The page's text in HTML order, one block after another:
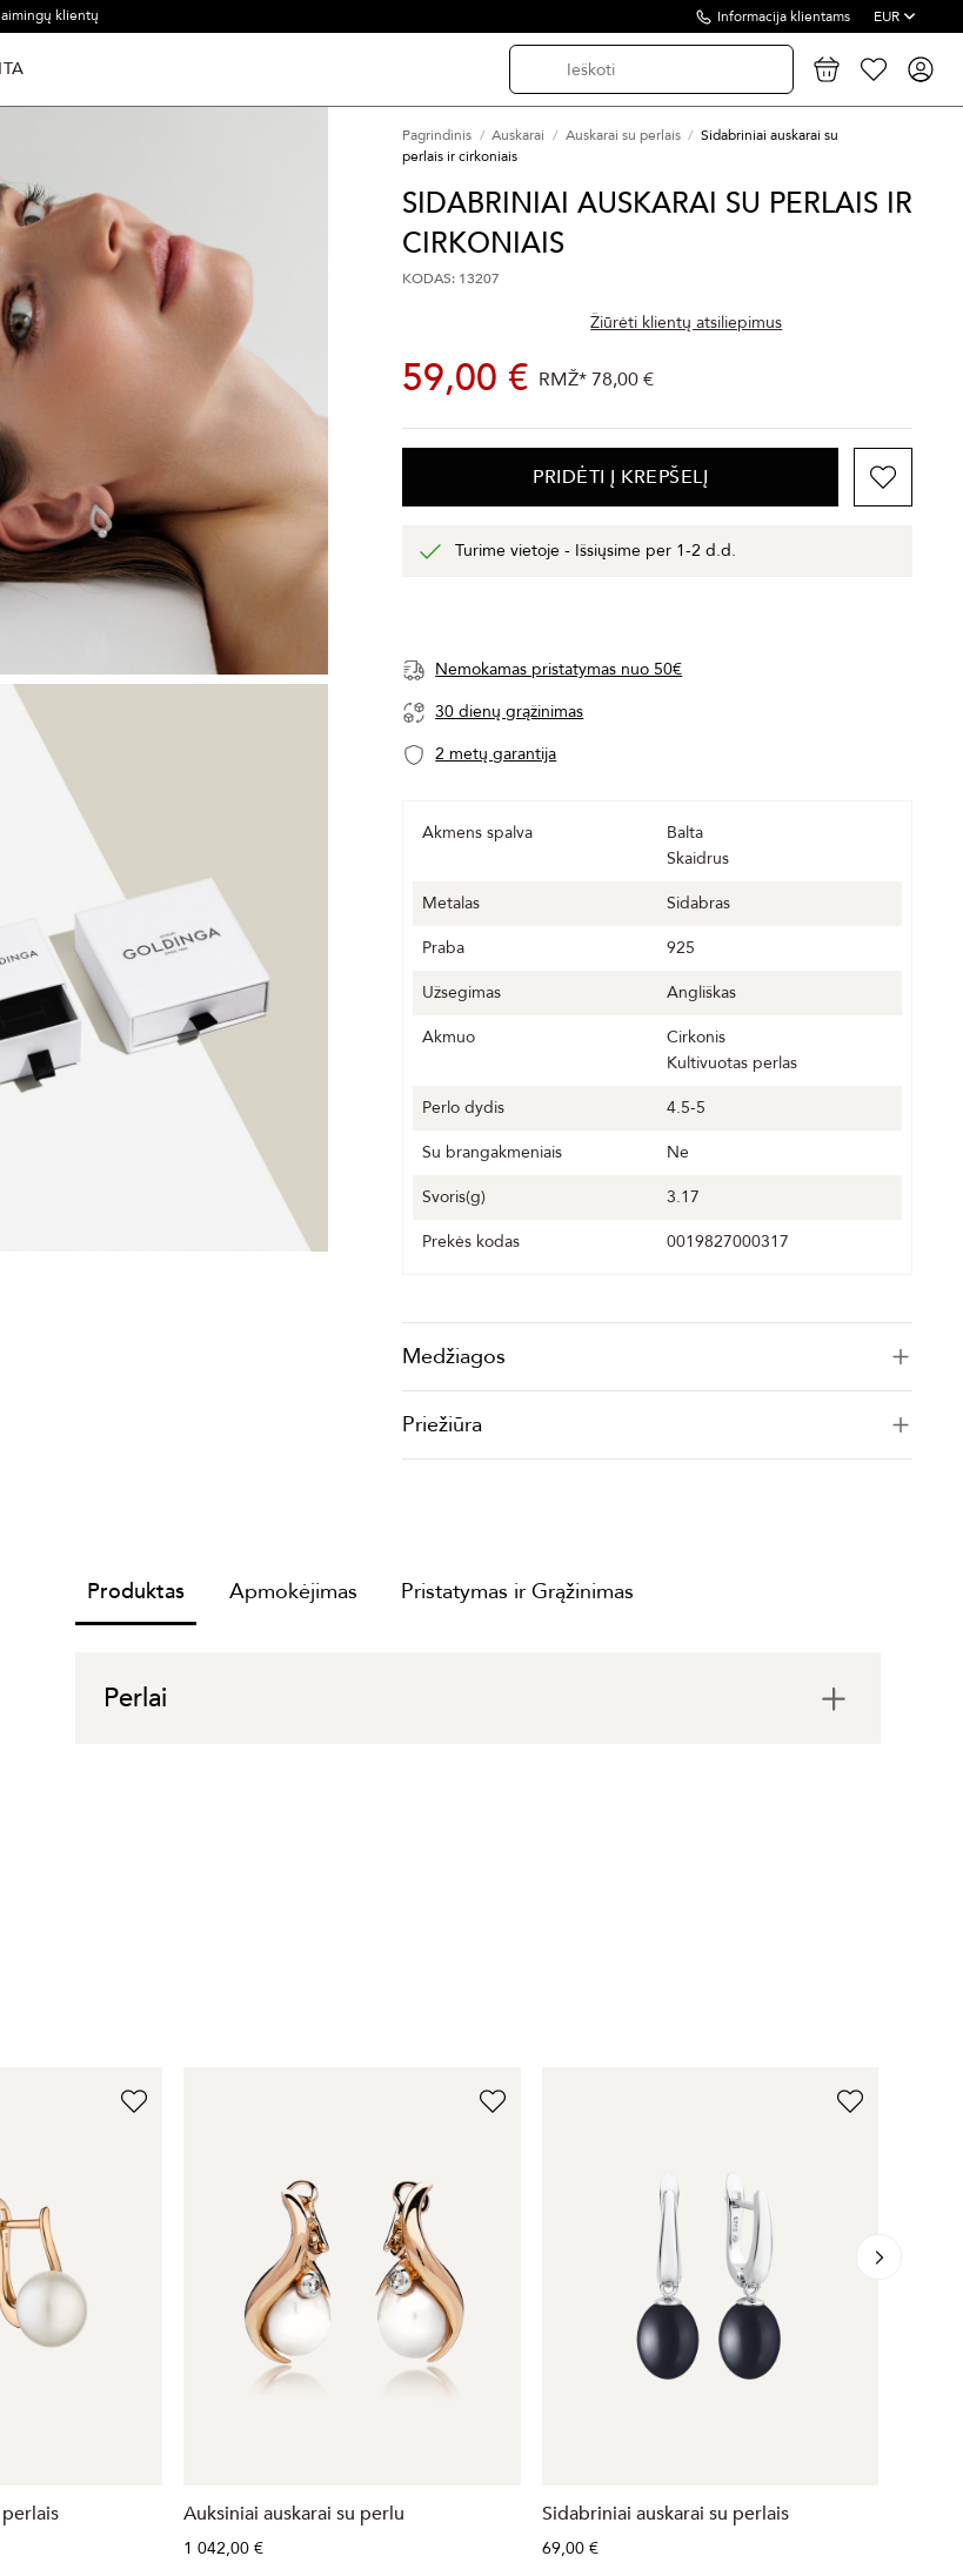
klientų Informacija klientams EUR
Pagrindinis Auskarai Auskarai su perlais
Sidabriniai auskarai su
perlais ir cirkoniais
SIDABRINIAI AUSKARAI SU PERLAIS IR
CIRKONIAIS
KODAS: 13207
Žiūrėti klientų atsiliepimus
59,00 € RMŽ*78,00 €
PRIDĖTI Į KREPŠELĮ
Turime vietoje - Išsiųsime per 1-2 d.d.
Nemokamas pristatymas nuo 50€
30 dienų grąžinimas
2 metų garantija
Akmens spalva
Balta
Skaidrus
Metalas
Sidabras
Praba
925
Užsegimas
Angliškas
Akmuo
Cirkonis
Kultivuotas perlas
Perlo dydis
4.5-5
Su brangakmeniais
Ne
Svoris(g)
3.17
Prekės kodas
0019827000317
Medžiagos
Priežiūra
Produktas Apmokėjimas Pristatymas ir Grąžinimas
Perlai
Auksiniai auskarai su perlu
1 042,00 €
Sidabriniai auskarai su perlais
69,00 €